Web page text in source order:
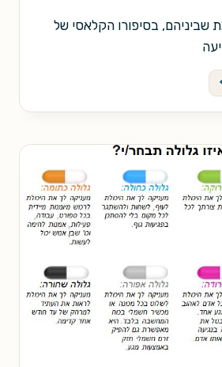
שביניהם, בסיפורו הקלאסי של